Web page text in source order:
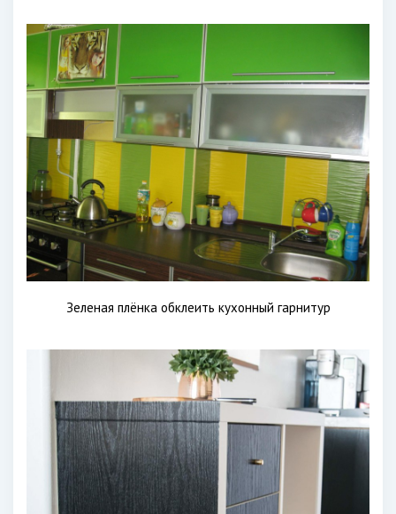
Зеленая плёнка обклеить кухонный гарнитур